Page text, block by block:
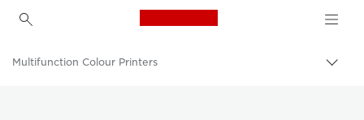
Canon Logo, back to
Multifunction Colour Printers